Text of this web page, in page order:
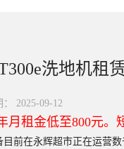
洗地机租
： 2025-09-12
月租金低至800元。
目前在永辉超市正在运营数